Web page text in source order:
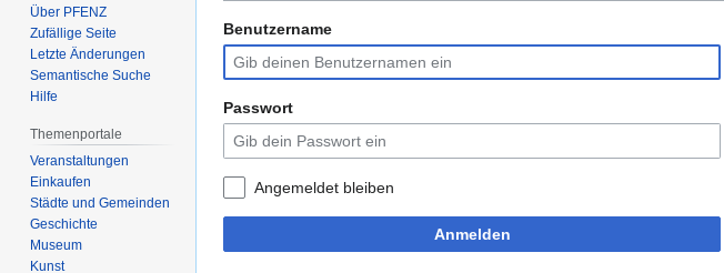
Zur
Navigation
springen
Zur
Suche
springen
Benutzername
Passwort
Angemeldet bleiben
Anmelden
Über PFENZ
Zufällige Seite
Letzte Änderungen
Semantische Suche
Hilfe
Themenportale
Veranstaltungen
Einkaufen
Städte und Gemeinden
Geschichte
Museum
Kunst